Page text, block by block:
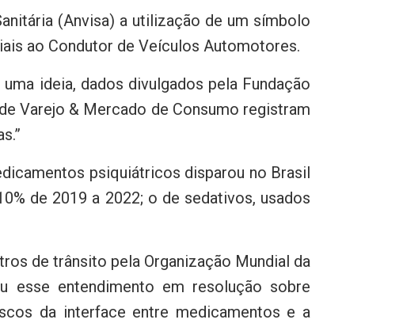
(Anvisa) a utilização de um símbolo
ao Condutor de Veículos Automotores.
ideia, dados divulgados pela Fundação
Varejo & Mercado de Consumo registram
psiquiátricos disparou no Brasil
de 2019 a 2022; o de sedativos, usados
de trânsito pela Organização Mundial da
esse entendimento em resolução sobre
da interface entre medicamentos e a